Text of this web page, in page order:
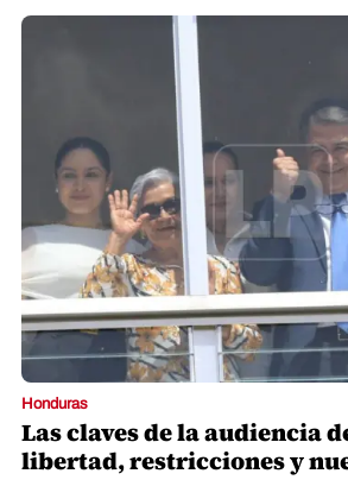
Honduras
Las claves de la audiencia
libertad, restricciones y